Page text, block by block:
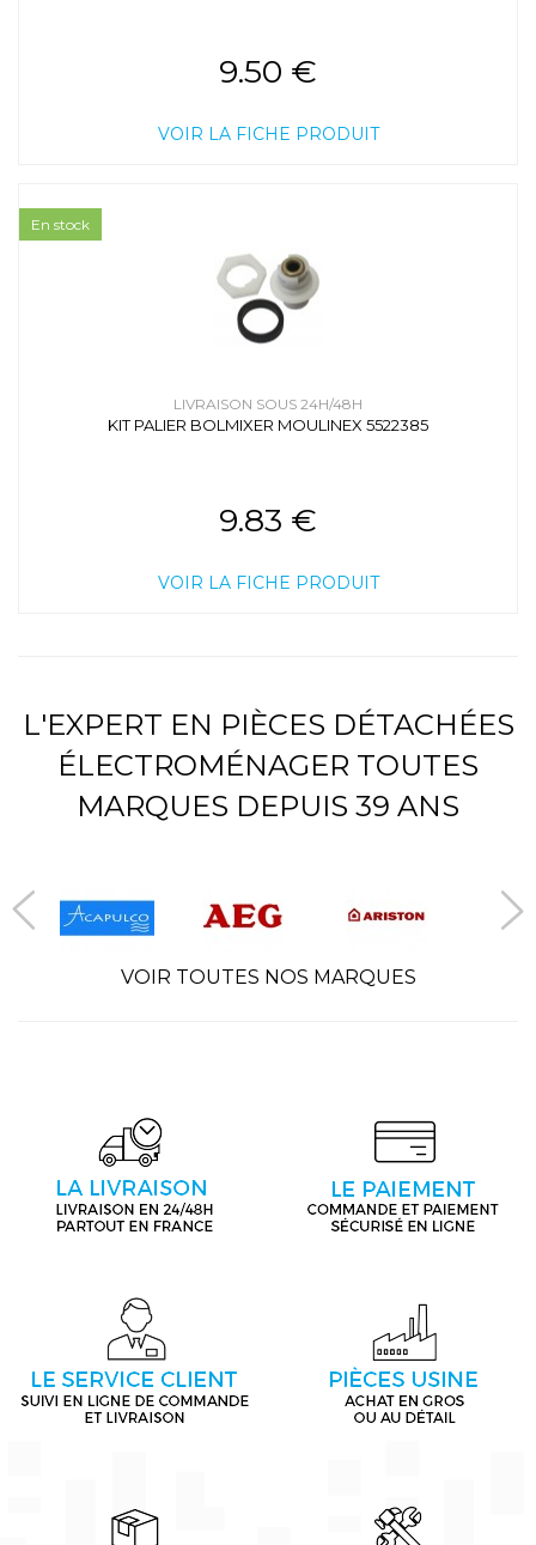
9.50 €
VOIR LA FICHE PRODUIT
LIVRAISON SOUS 24H/48H
KIT PALIER BOLMIXER MOULINEX 5522385
9.83 €
VOIR LA FICHE PRODUIT
En stock
L'EXPERT EN PIÈCES DÉTACHÉES
ÉLECTROMÉNAGER TOUTES
MARQUES DEPUIS 39 ANS
VOIR TOUTES NOS MARQUES